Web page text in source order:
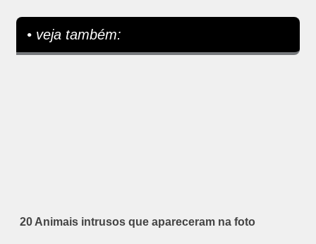
• veja também:
20 Animais intrusos que apareceram na foto